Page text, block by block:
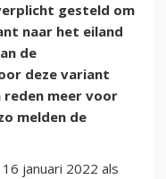
gesteld om
naar het eiland
de
deze variant
meer voor
melden de
januari 2022 als